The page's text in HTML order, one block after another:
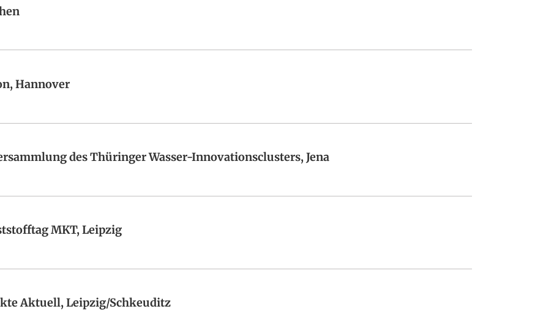
Hannover
des Thüringer Wasser-Innovationsclusters, Jena
MKT, Leipzig
Aktuell, Leipzig/Schkeuditz